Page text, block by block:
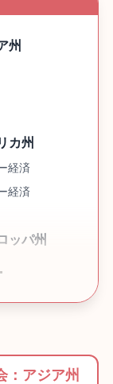
州
カ州
経済
経済
ッパ州
：アジア州